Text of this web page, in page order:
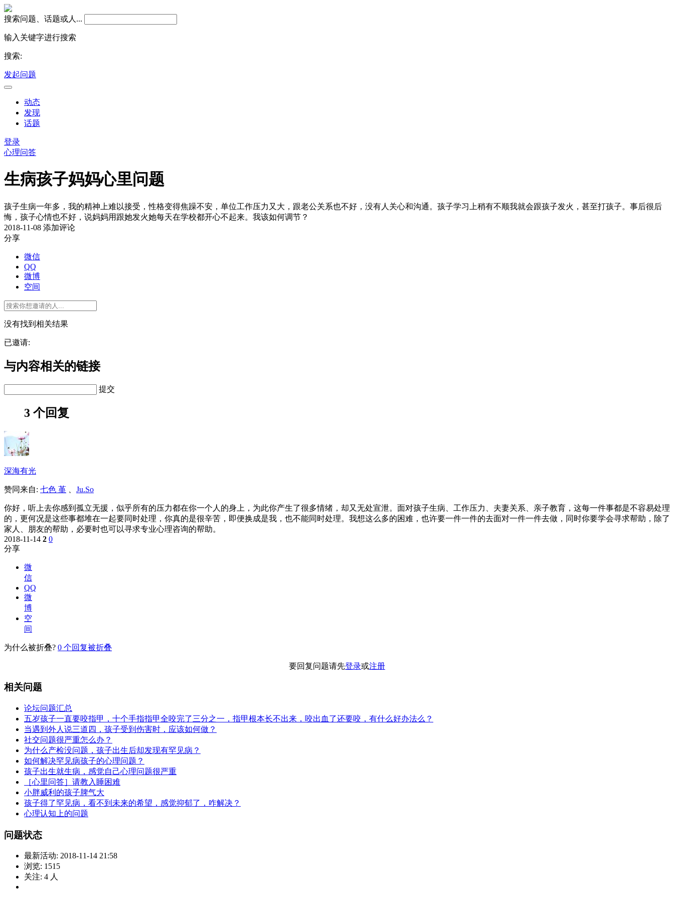
搜索问题、话题或人...
输入关键字进行搜索
搜索:
发起问题
动态
发现
话题
登录
心理问答
生病孩子妈妈心里问题
孩子生病一年多，我的精神上难以接受，性格变得焦躁不安，单位工作压力又大，跟老公关系也不好，没有人关心和沟通。孩子学习上稍有不顺我就会跟孩子发火，甚至打孩子。事后很后
悔，孩子心情也不好，说妈妈用跟她发火她每天在学校都开心不起来。我该如何调节？
2018-11-08 添加评论
分享
微信
QQ
微博
空间
没有找到相关结果
已邀请:
与内容相关的链接
提交
3 个回复
深海有光
赞同来自: 七色 堇 、 Ju.So
你好，听上去你感到孤立无援，似乎所有的压力都在你一个人的身上，为此你产生了很多情绪，却又无处宣泄。面对孩子生病、工作压力、夫妻关系、亲子教育，这每一件事都是不容易处理
的，更何况是这些事都堆在一起要同时处理，你真的是很辛苦，即便换成是我，也不能同时处理。我想这么多的困难，也许要一件一件的去面对一件一件去做，同时你要学会寻求帮助，除了
家人、朋友的帮助，必要时也可以寻求专业心理咨询的帮助。
2018-11-14 2 0
分享
微
信
QQ
微
博
空
间
为什么被折叠? 0 个回复被折叠
要回复问题请先登录或注册
相关问题
论坛问题汇总
五岁孩子一直要咬指甲，十个手指指甲全咬完了三分之一，指甲根本长不出来，咬出血了还要咬，有什么好办法么？
当遇到外人说三道四，孩子受到伤害时，应该如何做？
社交问题很严重怎么办？
为什么产检没问题，孩子出生后却发现有罕见病？
如何解决罕见病孩子的心理问题？
孩子出生就生病，感觉自己心理问题很严重
［心里问答］请教入睡困难
小胖威利的孩子脾气大
孩子得了罕见病，看不到未来的希望，感觉抑郁了，咋解决？
心理认知上的问题
问题状态
最新活动: 2018-11-14 21:58
浏览: 1515
关注: 4 人